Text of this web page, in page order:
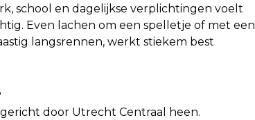
school en dagelijkse verplichtingen voelt
Even lachen om een spelletje of met een
langsrennen, werkt stiekem best
door Utrecht Centraal heen.